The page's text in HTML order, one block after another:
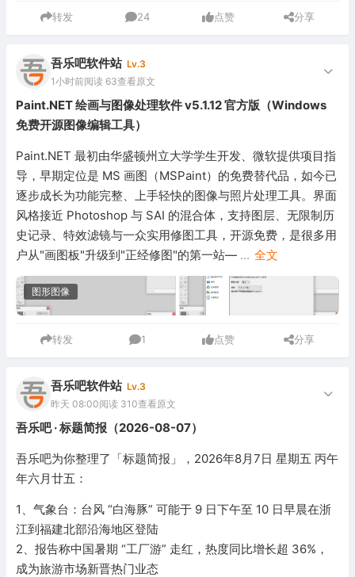
转发 24 点赞 分享
吾乐吧软件站 Lv.3
1小时前阅读 63查看原文
Paint.NET 绘画与图像处理软件 v5.1.12 官方版（Windows
免费开源图像编辑工具）
Paint.NET 最初由华盛顿州立大学学生开发、微软提供项目指
导，早期定位是 MS 画图（MSPaint）的免费替代品，如今已
逐步成长为功能完整、上手轻快的图像与照片处理工具。界面
风格接近 Photoshop 与 SAI 的混合体，支持图层、无限制历
史记录、特效滤镜与一众实用修图工具，开源免费，是很多用
户从"画图板"升级到"正经修图"的第一站— ... 全文
图形图像
转发 1 点赞 分享
吾乐吧软件站 Lv.3
昨天 08:00阅读 310查看原文
吾乐吧 · 标题简报（2026-08-07）
吾乐吧为你整理了「标题简报」，2026年8月7日 星期五 丙午
年六月廿五：
1、气象台：台风 “白海豚” 可能于 9 日下午至 10 日早晨在浙
江到福建北部沿海地区登陆
2、报告称中国暑期 “工厂游” 走红，热度同比增长超 36%，
成为旅游市场新晋热门业态